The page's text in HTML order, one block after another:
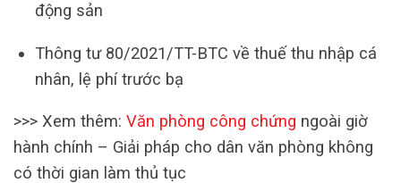
động sản
Thông tư 80/2021/TT-BTC về thuế thu nhập cá
nhân, lệ phí trước bạ
>>> Xem thêm: Văn phòng công chứng ngoài giờ
hành chính – Giải pháp cho dân văn phòng không
có thời gian làm thủ tục